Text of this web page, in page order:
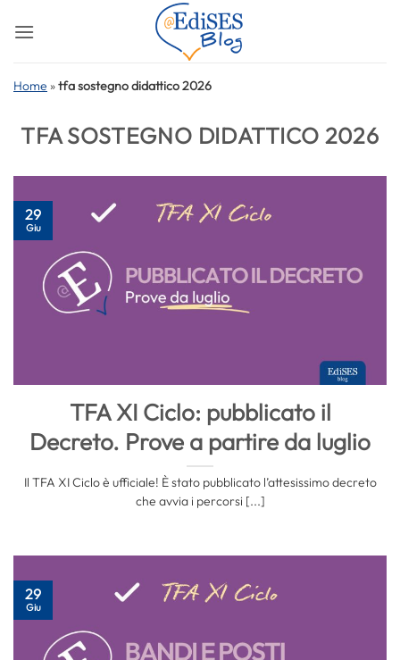
Home »tfa sostegno didattico 2026
TFA SOSTEGNO DIDATTICO 2026
TFA XI Ciclo: pubblicato il
Decreto. Prove a partire da luglio
Il TFA XI Ciclo è ufficiale! È stato pubblicato l’attesissimo decreto
che avvia i percorsi [...]
29
Giu
29
Giu